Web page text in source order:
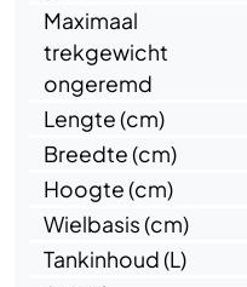
Maximaal
trekgewicht
ongeremd
Lengte (cm)
Breedte (cm)
Hoogte (cm)
Wielbasis (cm)
Tankinhoud (L)